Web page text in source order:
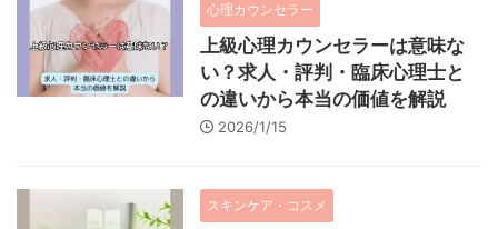
心理カウンセラー
上級心理カウンセラーは意味な
い？求人・評判・臨床心理士と
の違いから本当の価値を解説
2026/1/15
スキンケア・コスメ